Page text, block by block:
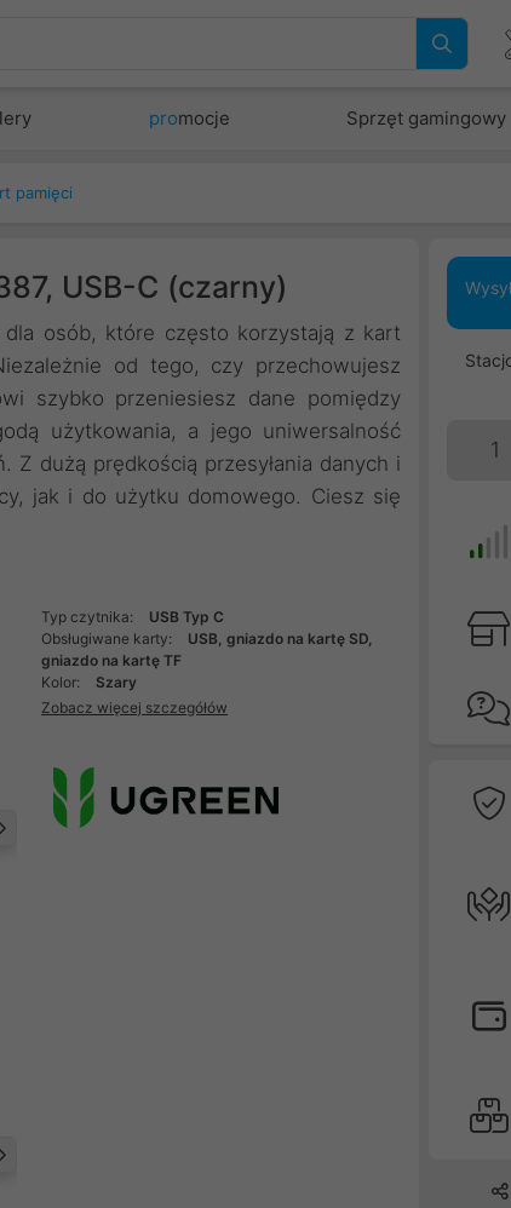
promocje Sprzęt gamingowy
pamięci
USB-C (czarny)
osób, które często korzystają z kart
od tego, czy przechowujesz
szybko przeniesiesz dane pomiędzy
użytkowania, a jego uniwersalność
Z dużą prędkością przesyłania danych i
jak i do użytku domowego. Ciesz się
Typ czytnika:
USB Typ C
Obsługiwane karty:
USB, gniazdo na kartę SD,
gniazdo na kartę TF
Kolor:
Szary
Zobacz więcej szczegółów